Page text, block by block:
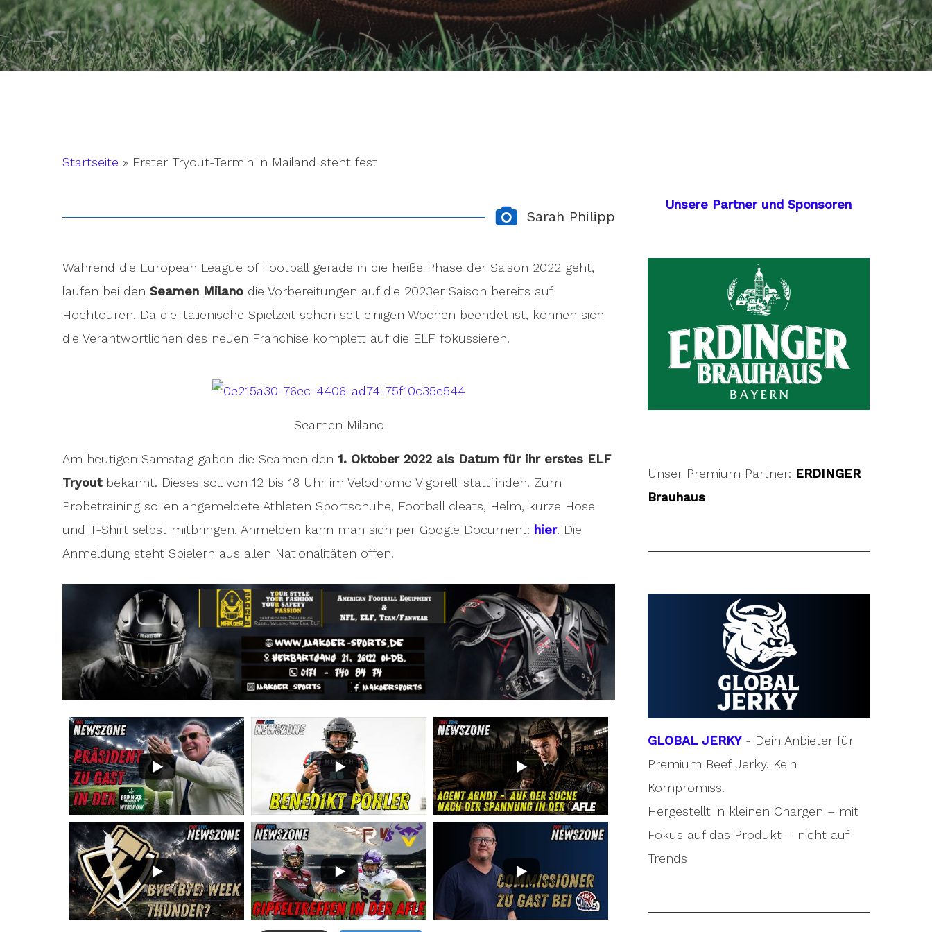
Startseite » Erster Tryout-Termin in Mailand steht fest
Sarah Philipp
Während die European League of Football gerade in die heiße Phase der Saison 2022 geht,
laufen bei den Seamen Milano die Vorbereitungen auf die 2023er Saison bereits auf
Hochtouren. Da die italienische Spielzeit schon seit einigen Wochen beendet ist, können sich
die Verantwortlichen des neuen Franchise komplett auf die ELF fokussieren.
Seamen Milano
Am heutigen Samstag gaben die Seamen den 1. Oktober 2022 als Datum für ihr erstes ELF
Tryoutbekannt. Dieses soll von 12 bis 18 Uhr im Velodromo Vigorelli stattfinden. Zum
Probetraining sollen angemeldete Athleten Sportschuhe, Football cleats, Helm, kurze Hose
und T-Shirt selbst mitbringen. Anmelden kann man sich per Google Document: hier. Die
Anmeldung steht Spielern aus allen Nationalitäten offen.
Unsere Partner und Sponsoren
Unser Premium Partner: ERDINGER
Brauhaus
GLOBAL JERKY- Dein Anbieter für
Premium Beef Jerky. Kein
Kompromiss.
Hergestellt in kleinen Chargen – mit
Fokus auf das Produkt – nicht auf
Trends